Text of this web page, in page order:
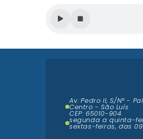
Av. Pedro II, S/N° -
Centro - São Luís
CEP: 65010-904
segunda a quinta-
sextas-feiras, das